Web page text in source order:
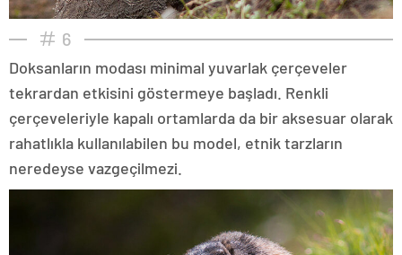
6
Doksanların modası minimal yuvarlak çerçeveler
tekrardan etkisini göstermeye başladı. Renkli
çerçeveleriyle kapalı ortamlarda da bir aksesuar olarak
rahatlıkla kullanılabilen bu model, etnik tarzların
neredeyse vazgeçilmezi.